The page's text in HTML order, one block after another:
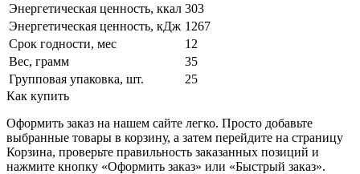
Энергетическая ценность, ккал 303
Энергетическая ценность, кДж 1267
Срок годности, мес
12
Вес, грамм
35
Групповая упаковка, шт.
25
Как купить
Оформить заказ на нашем сайте легко. Просто добавьте
выбранные товары в корзину, а затем перейдите на страницу
Корзина, проверьте правильность заказанных позиций и
нажмите кнопку «Оформить заказ» или «Быстрый заказ».